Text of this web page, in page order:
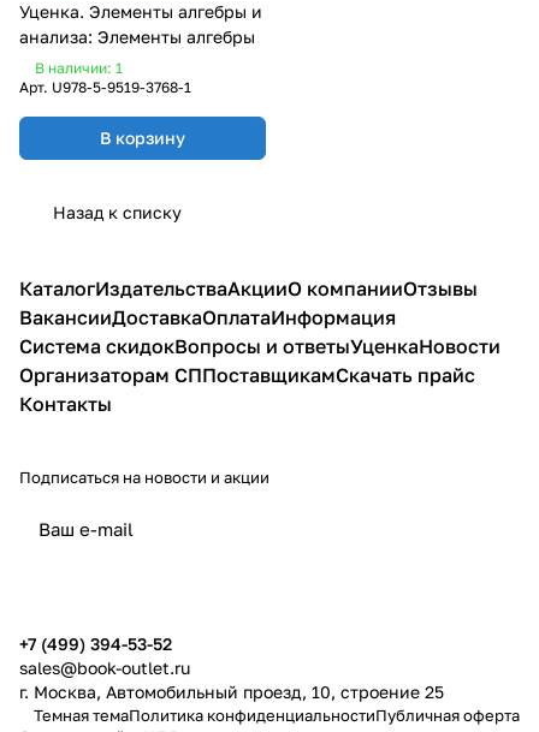
Уценка. Элементы алгебры и
анализа: Элементы алгебры
В наличии: 1
Арт. U978-5-9519-3768-1
В корзину
Назад к списку
КаталогИздательстваАкцииО компанииОтзывы
ВакансииДоставкаОплатаИнформация
Система скидокВопросы и ответыУценкаНовости
Организаторам СППоставщикамСкачать прайс
Контакты
Подписаться на новости и акции
+7 (499) 394-53-52
sales@book-outlet.ru
г. Москва, Автомобильный проезд, 10, строение 25
Темная темаПолитика конфиденциальностиПубличная оферта